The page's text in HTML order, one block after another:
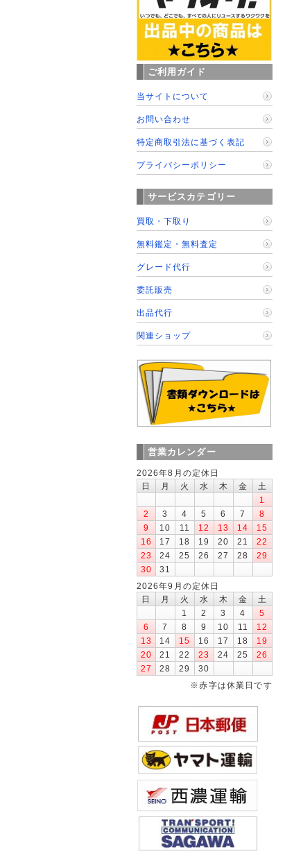
ご利用ガイド
当サイトについて
お問い合わせ
特定商取引法に基づく表記
プライバシーポリシー
サービスカテゴリー
買取・下取り
無料鑑定・無料査定
グレード代行
委託販売
出品代行
関連ショップ
営業カレンダー
2026年8月の定休日
日
月 火 水 木 金
土
1
2
3 4 5 6 7
8
9
10 11 12 13 14
15
16
17 18 19 20 21
22
23
24 25 26 27 28
29
30
31
2026年9月の定休日
日
月 火 水 木 金
土
1
2 3 4
5
6
7 8 9 10 11
12
13
14 15 16 17 18
19
20
21 22 23 24 25
26
27
28 29
30
※赤字は休業日です